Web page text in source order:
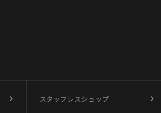
スタッフレスショップ